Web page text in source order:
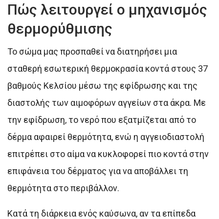
Πώς λειτουργεί ο μηχανισμός
θερμορύθμισης
Το σώμα μας προσπαθεί να διατηρήσει μια
σταθερή εσωτερική θερμοκρασία κοντά στους 37
βαθμούς Κελσίου μέσω της εφίδρωσης και της
διαστολής των αιμοφόρων αγγείων στα άκρα. Με
την εφίδρωση, το νερό που εξατμίζεται από το
δέρμα αφαιρεί θερμότητα, ενώ η αγγειοδιαστολή
επιτρέπει στο αίμα να κυκλοφορεί πιο κοντά στην
επιφάνεια του δέρματος για να αποβάλλει τη
θερμότητα στο περιβάλλον.
Κατά τη διάρκεια ενός καύσωνα, αν τα επίπεδα